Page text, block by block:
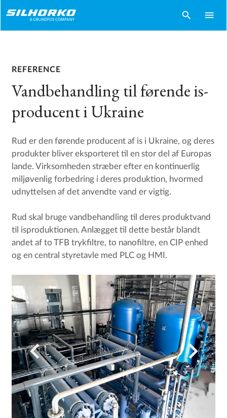
search menu
REFERENCE
Vandbehandling til førende is-
producent i Ukraine
Rud er den førende producent af is i Ukraine, og deres
produkter bliver eksporteret til en stor del af Europas
lande. Virksomheden stræber efter en kontinuerlig
miljøvenlig forbedring i deres produktion, hvormed
udnyttelsen af det anvendte vand er vigtig.
Rud skal bruge vandbehandling til deres produktvand
til isproduktionen. Anlægget til dette består blandt
andet af to TFB trykfiltre, to nanofiltre, en CIP enhed
og en central styretavle med PLC og HMI.